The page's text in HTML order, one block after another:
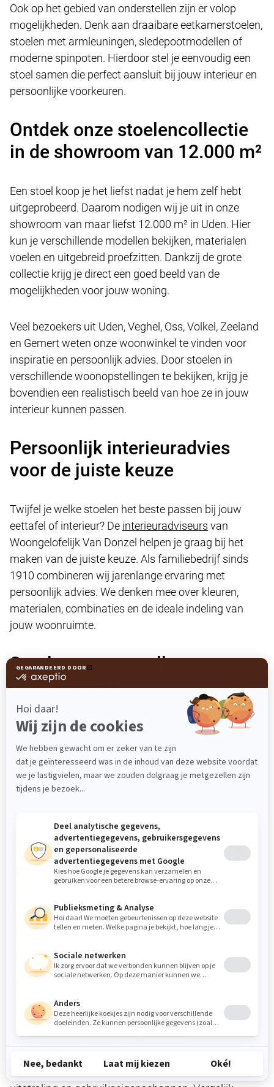
Ook op het gebied van onderstellen zijn er volop
mogelijkheden. Denk aan draaibare eetkamerstoelen,
stoelen met armleuningen, sledepootmodellen of
moderne spinpoten. Hierdoor stel je eenvoudig een
stoel samen die perfect aansluit bij jouw interieur en
persoonlijke voorkeuren.
Ontdek onze stoelencollectie
in de showroom van 12.000 m²
Een stoel koop je het liefst nadat je hem zelf hebt
uitgeprobeerd. Daarom nodigen wij je uit in onze
showroom van maar liefst 12.000 m² in Uden. Hier
kun je verschillende modellen bekijken, materialen
voelen en uitgebreid proefzitten. Dankzij de grote
collectie krijg je direct een goed beeld van de
mogelijkheden voor jouw woning.
Veel bezoekers uit Uden, Veghel, Oss, Volkel, Zeeland
en Gemert weten onze woonwinkel te vinden voor
inspiratie en persoonlijk advies. Door stoelen in
verschillende woonopstellingen te bekijken, krijg je
bovendien een realistisch beeld van hoe ze in jouw
interieur kunnen passen.
Persoonlijk interieuradvies
voor de juiste keuze
Twijfel je welke stoelen het beste passen bij jouw
eettafel of interieur? De interieuradviseurs van
Woongelofelijk Van Donzel helpen je graag bij het
maken van de juiste keuze. Als familiebedrijf sinds
1910 combineren wij jarenlange ervaring met
persoonlijk advies. We denken mee over kleuren,
materialen, combinaties en de ideale indeling van
jouw woonruimte.
Stoelen samenstellen naar
jouw wensen
Veel stoelen binnen onze collectie zijn verkrijgbaar in
creëer je eenvoudig een persoonlijke uitstraling die
perfect aansluit bij jouw woonstijl. Ontdek de
mogelijkheden en laat je adviseren in onze
Waar moet je op letten bij het
kiezen van stoelen?
Zitcomfort en ergonomie
armleuningen dragen bij aan optimaal comfort.
Probeer verschillende modellen uit om te ontdekken
Het juiste materiaal kiezen
Stoffen, leer en microleder hebben ieder hun eigen